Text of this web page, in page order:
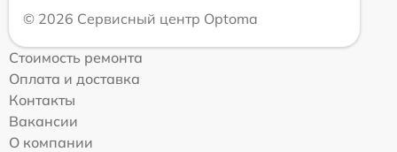
© 2026 Сервисный центр Optoma
Стоимость ремонта
Оплата и доставка
Контакты
Вакансии
О компании